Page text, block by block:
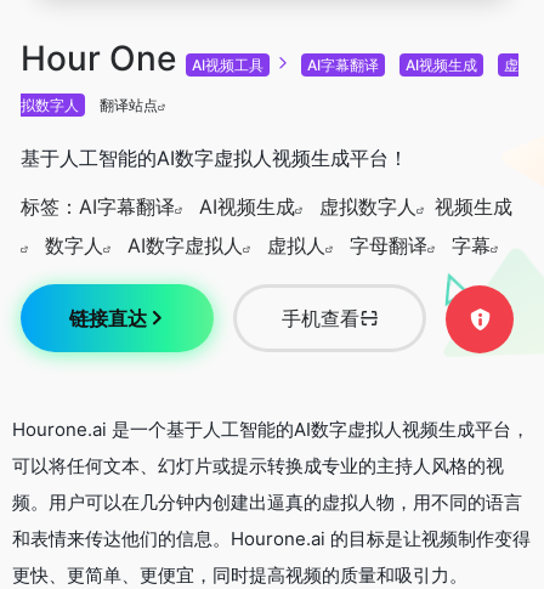
Hour One AI视频工具 AI字幕翻译 AI视频生成 虚
拟数字人 翻译站点
基于人工智能的AI数字虚拟人视频生成平台！
标签： AI字幕翻译 AI视频生成 虚拟数字人
视频生成
数字人
AI数字虚拟人 虚拟人 字母翻译 字幕
链接直达 手机查看
Hourone.ai 是一个基于人工智能的AI数字虚拟人视频生成平台，
可以将任何文本、幻灯片或提示转换成专业的主持人风格的视
频。用户可以在几分钟内创建出逼真的虚拟人物，用不同的语言
和表情来传达他们的信息。Hourone.ai 的目标是让视频制作变得
更快、更简单、更便宜，同时提高视频的质量和吸引力。